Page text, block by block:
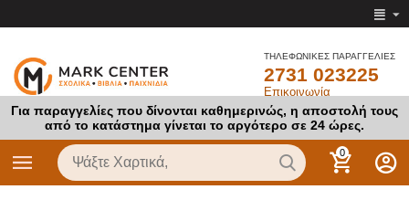
ΤΗΛΕΦΩΝΙΚΕΣ ΠΑΡΑΓΓΕΛΙΕΣ
2731 023225
Επικοινωνία
Για παραγγελίες που δίνονται καθημερινώς, η αποστολή τους
από το κατάστημα γίνεται το αργότερο σε 24 ώρες.
0